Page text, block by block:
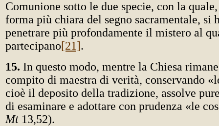
Comunione sotto le due specie, con la
forma più chiara del segno sacramentale, si
penetrare più profondamente il mistero al
partecipano[21].
15. In questo modo, mentre la Chiesa
compito di maestra di verità, conservando
cioè il deposito della tradizione, assolve
di esaminare e adottare con prudenza «le
Mt 13,52).